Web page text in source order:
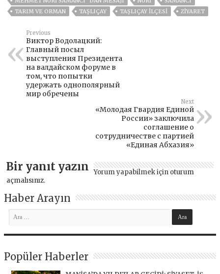
TARIM VE ORMAN
TAŞLIÇAY TAŞLIÇAY ILÇESI ZIYARET
Previous
Виктор Водолацкий:
Главный посыл
выступления Президента
на валдайском форуме в
том, что попытки
удержать однополярный
мир обречены
Next
«Молодая Гвардия Единой
России» заключила
соглашение о
сотрудничестве с партией
«Единая Абхазия»
Bir yanıt yazın Yorum yapabilmek için oturum
açmalısınız.
Haber Arayın
Popüler Haberler